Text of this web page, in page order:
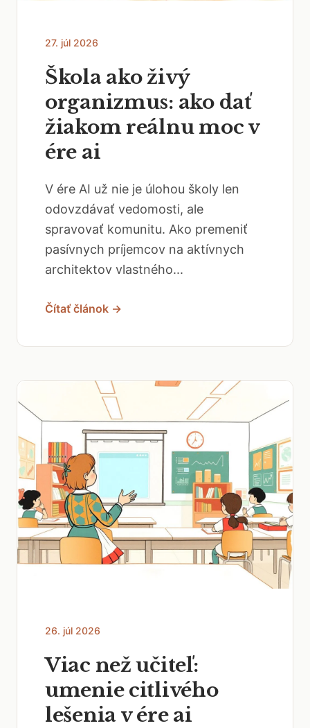
27. júl 2026
Škola ako živý
organizmus: ako dať
žiakom reálnu moc v
ére ai
V ére AI už nie je úlohou školy len
odovzdávať vedomosti, ale
spravovať komunitu. Ako premeniť
pasívnych príjemcov na aktívnych
architektov vlastného...
Čítať článok →
26. júl 2026
Viac než učiteľ:
umenie citlivého
lešenia v ére ai